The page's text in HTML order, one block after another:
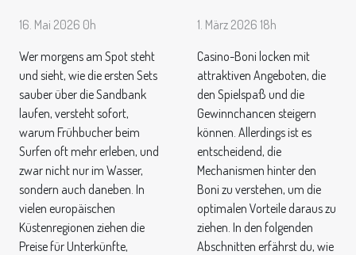
16. Mai 2026 0h
Wer morgens am Spot steht
und sieht, wie die ersten Sets
sauber über die Sandbank
laufen, versteht sofort,
warum Frühbucher beim
Surfen oft mehr erleben, und
zwar nicht nur im Wasser,
sondern auch daneben. In
vielen europäischen
Küstenregionen ziehen die
Preise für Unterkünfte,
1. März 2026 18h
Casino-Boni locken mit
attraktiven Angeboten, die
den Spielspaß und die
Gewinnchancen steigern
können. Allerdings ist es
entscheidend, die
Mechanismen hinter den
Boni zu verstehen, um die
optimalen Vorteile daraus zu
ziehen. In den folgenden
Abschnitten erfährst du, wie